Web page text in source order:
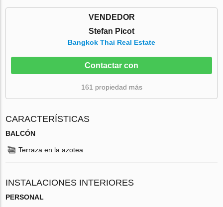
VENDEDOR
Stefan Picot
Bangkok Thai Real Estate
Contactar con
161 propiedad más
CARACTERÍSTICAS
BALCÓN
Terraza en la azotea
INSTALACIONES INTERIORES
PERSONAL